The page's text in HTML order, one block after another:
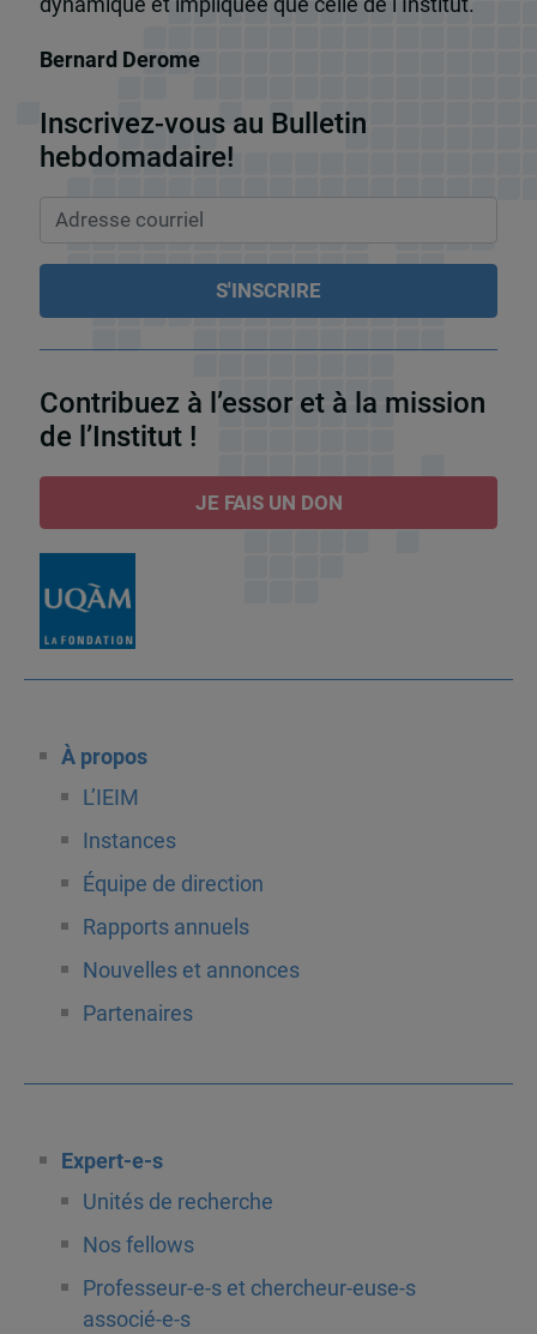
Bernard Derome
Inscrivez-vous au Bulletin
hebdomadaire!
Contribuez à l’essor et à la mission
de l’Institut !
JE FAIS UN DON
À propos
L’IEIM
Instances
Équipe de direction
Rapports annuels
Nouvelles et annonces
Partenaires
Expert-e-s
Unités de recherche
Nos fellows
Professeur-e-s et chercheur-euse-s
associé-e-s